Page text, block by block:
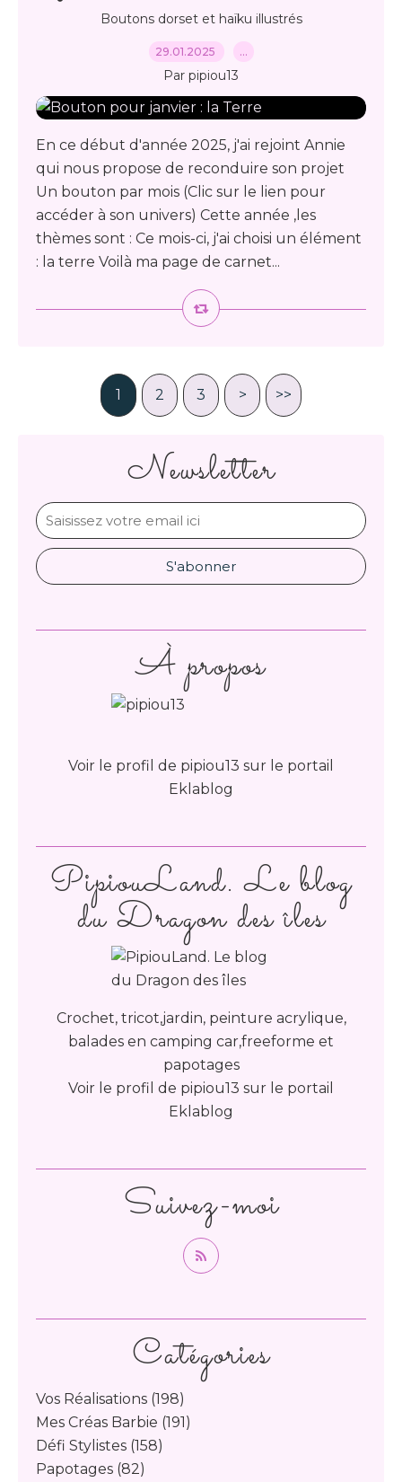
Boutons dorset et haïku illustrés
29.01.2025 …
Par pipiou13
En ce début d'année 2025, j'ai rejoint Annie
qui nous propose de reconduire son projet
Un bouton par mois (Clic sur le lien pour
accéder à son univers) Cette année ,les
thèmes sont : Ce mois-ci, j'ai choisi un élément
: la terre Voilà ma page de carnet...
1 2 3 > >>
Newsletter
Catégories
Vos Réalisations (198)
Mes Créas Barbie (191)
Défi Stylistes (158)
Papotages (82)
PipiouLand. Le blog
du Dragon des îles
Crochet, tricot,jardin, peinture acrylique,
balades en camping car,freeforme et
papotages
Voir le profil de pipiou13 sur le portail
Eklablog
Suivez-moi
À propos
Voir le profil de pipiou13 sur le portail
Eklablog